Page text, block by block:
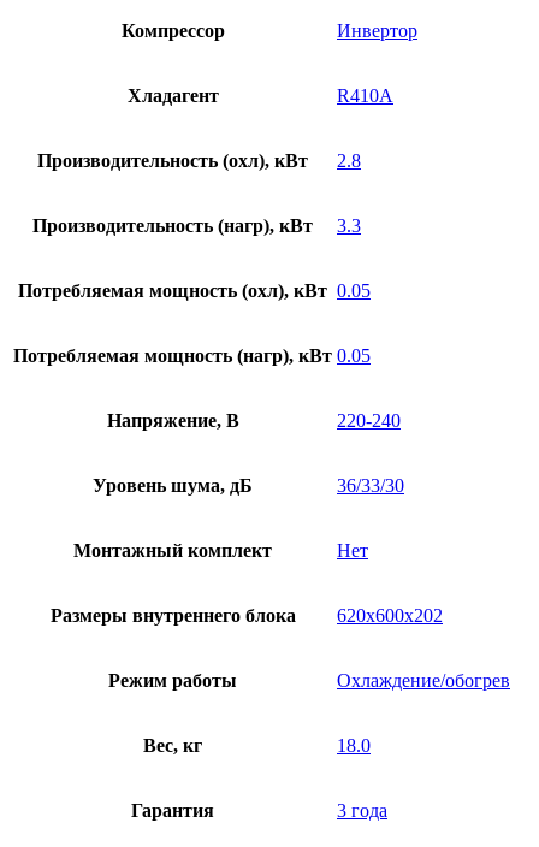
Компрессор Инвертор
Хладагент R410A
Производительность (охл), кВт 2.8
Производительность (нагр), кВт 3.3
Потребляемая мощность (охл), кВт 0.05
Потребляемая мощность (нагр), кВт 0.05
Напряжение, В 220-240
Уровень шума, дБ 36/33/30
Монтажный комплект Нет
Размеры внутреннего блока 620x600x202
Режим работы Охлаждение/обогрев
Вес, кг 18.0
Гарантия 3 года